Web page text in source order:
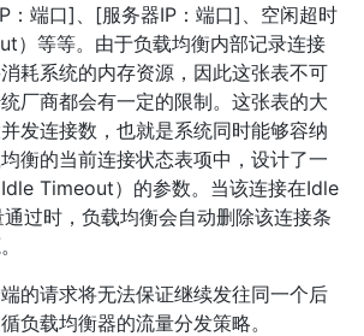
：端口]、[服务器IP：端口]、空闲超时
）等等。由于负载均衡内部记录连接
耗系统的内存资源，因此这张表不可
厂商都会有一定的限制。这张表的大
发连接数，也就是系统同时能够容纳
衡的当前连接状态表项中，设计了一
Timeout）的参数。当该连接在Idle
过时，负载均衡会自动删除该连接条
的请求将无法保证继续发往同一个后
负载均衡器的流量分发策略。